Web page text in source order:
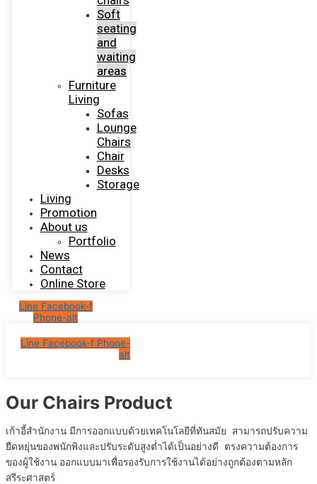
Soft
seating
and
waiting
areas
Furniture
Living
Sofas
Lounge
Chairs
Chair
Desks
Storage
Living
Promotion
About us
Portfolio
News
Contact
Online Store
Line Facebook-f
Phone-alt
Line Facebook-f Phone-
alt
Our Chairs Product
เก้าอี้สำนักงาน มีการออกแบบด้วยเทคโนโลยีที่ทันสมัย สามารถปรับความ
ยืดหยุ่นของพนักพิงและปรับระดับสูงต่ำได้เป็นอย่างดี ตรงความต้องการ
ของผู้ใช้งาน ออกแบบมาเพื่อรองรับการใช้งานได้อย่างถูกต้องตามหลัก
สรีระศาสตร์